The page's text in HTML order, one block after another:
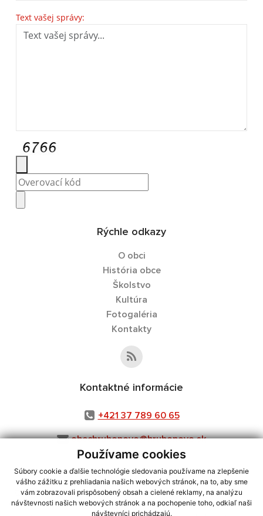
Používame cookies
Súbory cookie a ďalšie technológie sledovania používame na zlepšenie
vášho zážitku z prehliadania našich webových stránok, na to, aby sme
vám zobrazovali prispôsobený obsah a cielené reklamy, na analýzu
návštevnosti našich webových stránok a na pochopenie toho, odkiaľ naši
návštevníci prichádzajú.
Text vašej správy:
Rýchle odkazy
O obci
História obce
Školstvo
Kultúra
Fotogaléria
Kontakty
Kontaktné informácie
+421 37 789 60 65
obechrubonovo@hrubonovo.sk
využite možnosť získavania aktuálnych informácií s využitím RSS
CMS systém (redakčný) systém ECHELON 2,Mapa stránok,web portál